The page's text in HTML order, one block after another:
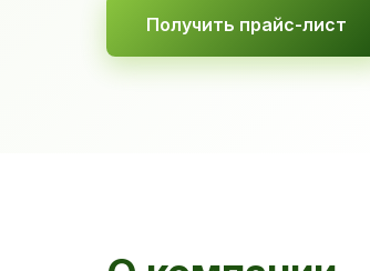
Получить прайс-лист